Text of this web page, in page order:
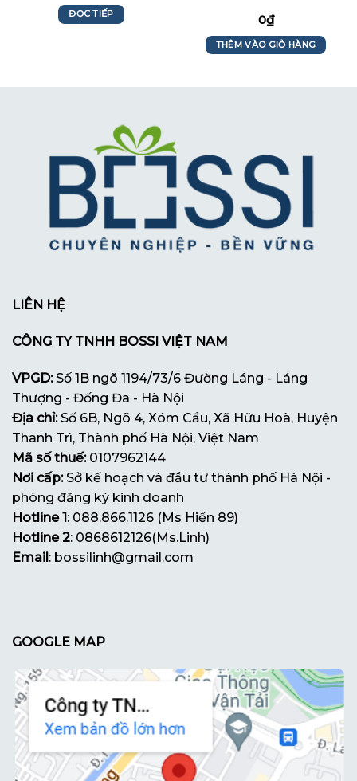
ĐỌC TIẾP
xương
0₫
THÊM VÀO GIỎ HÀNG
LIÊN HỆ
CÔNG TY TNHH BOSSI VIỆT NAM
VPGD:Số 1B ngõ 1194/73/6 Đường Láng - Láng
Thượng - Đống Đa - Hà Nội
Địa chỉ:Số 6B, Ngõ 4, Xóm Cầu, Xã Hữu Hoà, Huyện
Thanh Trì, Thành phố Hà Nội, Việt Nam
Mã số thuế:0107962144
Nơi cấp:Sở kế hoạch và đầu tư thành phố Hà Nội -
phòng đăng ký kinh doanh
Hotline 1: 088.866.1126 (Ms Hiền 89)
Hotline 2: 0868612126(Ms.Linh)
Email: bossilinh@gmail.com
GOOGLE MAP